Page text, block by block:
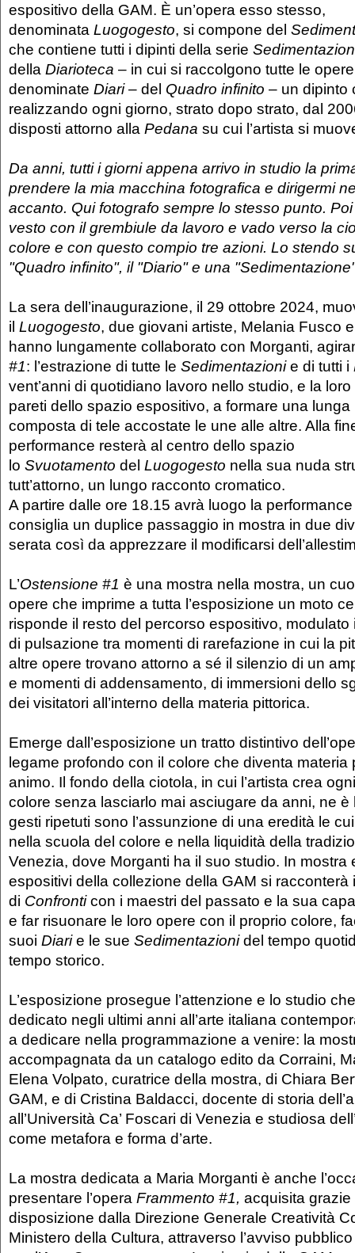
espositivo della GAM. È un’opera esso stesso,
denominata Luogogesto, si compone del
che contiene tutti i dipinti della serie
della Diarioteca – in cui si raccolgono tutte le opere
denominate Diari– del Quadro infinito – un dipinto
realizzando ogni giorno, strato dopo strato, dal
disposti attorno alla Pedana su cui l’artista si
Da anni, tutti i giorni appena arrivo in studio la
prendere la mia macchina fotografica e dirigermi
accanto. Qui fotografo sempre lo stesso punto.
vesto con il grembiule da lavoro e vado verso la
colore e con questo compio tre azioni. Lo stendo
"Quadro infinito", il "Diario" e una
La sera dell’inaugurazione, il 29 ottobre 2024,
il Luogogesto, due giovani artiste, Melania Fusco
hanno lungamente collaborato con Morganti,
#1: l’estrazione di tutte le Sedimentazionie di tutti i
vent’anni di quotidiano lavoro nello studio, e la
pareti dello spazio espositivo, a formare una
composta di tele accostate le une alle altre. Alla
performance resterà al centro dello spazio
lo Svuotamento del Luogogesto nella sua nuda
tutt’attorno, un lungo racconto cromatico.
A partire dalle ore 18.15 avrà luogo la
consiglia un duplice passaggio in mostra in due
serata così da apprezzare il modificarsi
L’Ostensione #1 è una mostra nella mostra, un
opere che imprime a tutta l’esposizione un moto
risponde il resto del percorso espositivo,
di pulsazione tra momenti di rarefazione in cui la
altre opere trovano attorno a sé il silenzio di un
e momenti di addensamento, di immersioni dello
dei visitatori all’interno della materia pittorica.
Emerge dall’esposizione un tratto distintivo
legame profondo con il colore che diventa materia
animo. Il fondo della ciotola, in cui l’artista crea
colore senza lasciarlo mai asciugare da anni, ne
gesti ripetuti sono l’assunzione di una eredità le
nella scuola del colore e nella liquidità della
Venezia, dove Morganti ha il suo studio. In mostra
espositivi della collezione della GAM si racconterà
di Confronticon i maestri del passato e la sua
e far risuonare le loro opere con il proprio colore,
suoi Diarie le sue Sedimentazionidel tempo
tempo storico.
L’esposizione prosegue l’attenzione e lo studio
dedicato negli ultimi anni all’arte italiana
a dedicare nella programmazione a venire: la
accompagnata da un catalogo edito da Corraini,
Elena Volpato, curatrice della mostra, di Chiara
GAM, e di Cristina Baldacci, docente di storia
all’Università Ca’ Foscari di Venezia e studiosa
come metafora e forma d’arte.
La mostra dedicata a Maria Morganti è anche
presentare l’opera Frammento #1, acquisita
disposizione dalla Direzione Generale Creatività
Ministero della Cultura, attraverso l’avviso